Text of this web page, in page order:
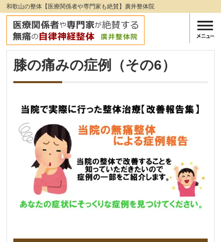
和歌山の整体【医療関係者や専門家も絶賛】廣井整体院
膝の痛みの症例（その6）